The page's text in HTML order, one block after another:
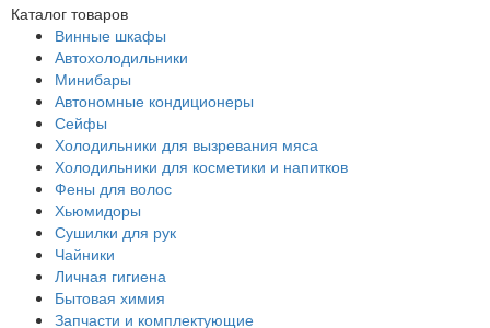
Каталог товаров
Винные шкафы
Автохолодильники
Минибары
Автономные кондиционеры
Сейфы
Холодильники для вызревания мяса
Холодильники для косметики и напитков
Фены для волос
Хьюмидоры
Сушилки для рук
Чайники
Личная гигиена
Бытовая химия
Запчасти и комплектующие